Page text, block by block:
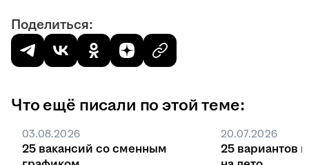
Поделиться:
Что ещё писали по этой теме:
03.08.2026
25 вакансий со сменным
20.07.2026
25 вариантов